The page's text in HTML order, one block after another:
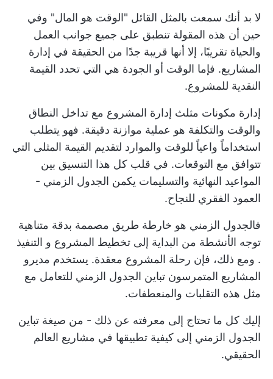
لا بد أنك سمعت بالمثل القائل "الوقت هو المال" وفي
حين أن هذه المقولة تنطبق على جميع جوانب العمل
والحياة تقريبًا، إلا أنها قريبة جدًا من الحقيقة في إدارة
المشاريع. فإما الوقت أو الجودة هي التي تحدد القيمة
النقدية للمشروع.
إدارة مكونات مثلث إدارة المشروع مع تداخل النطاق
والوقت والتكلفة هو عملية موازنة دقيقة. فهو يتطلب
استخداماً واعياً للوقت والموارد لتقديم القيمة المثلى التي
تتوافق مع التوقعات. في قلب كل هذا التنسيق بين
المواعيد النهائية والتسليمات يكمن الجدول الزمني -
العمود الفقري للنجاح.
فالجدول الزمني هو خارطة طريق مصممة بدقة متناهية
توجه الأنشطة من البداية إلى تخطيط المشروع و التنفيذ
. ومع ذلك، فإن رحلة المشروع معقدة. يستخدم مديرو
المشاريع المتمرسون تباين الجدول الزمني للتعامل مع
مثل هذه التقلبات والمنعطفات.
إليك كل ما تحتاج إلى معرفته عن ذلك - من صيغة تباين
الجدول الزمني إلى كيفية تطبيقها في مشاريع العالم
الحقيقي.